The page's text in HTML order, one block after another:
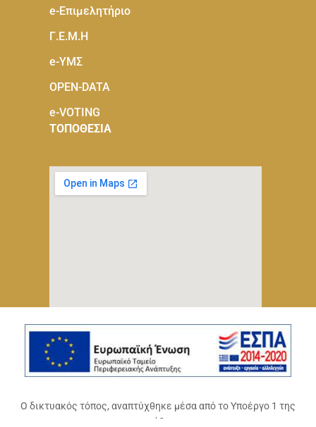
e-Eπιμελητήριο
Γ.Ε.Μ.Η
e-ΥΜΣ
OPEN-DATA
e-VOTING
ΤΟΠΟΘΕΣΙΑ
Ο δικτυακός τόπος, αναπτύχθηκε μέσα από το Υποέργο 1 της
πράξης